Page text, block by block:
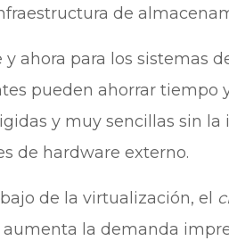
de
y ahora para los sistemas
pueden ahorrar tiempo
y muy sencillas sin la
de hardware externo.
de la virtualización, el
aumenta la demanda